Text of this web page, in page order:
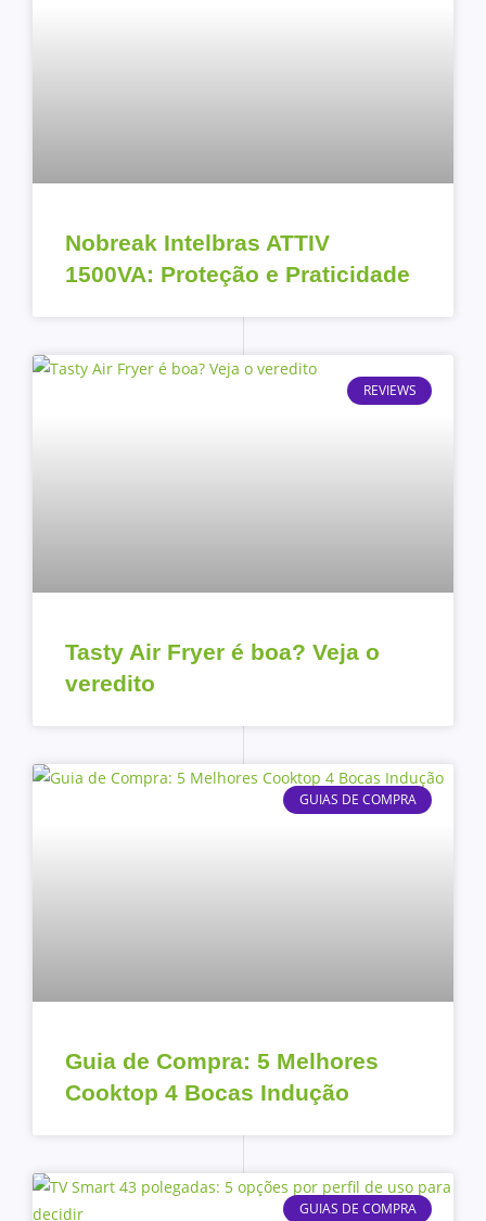
Nobreak Intelbras ATTIV
1500VA: Proteção e Praticidade
REVIEWS
Tasty Air Fryer é boa? Veja o
veredito
GUIAS DE COMPRA
Guia de Compra: 5 Melhores
Cooktop 4 Bocas Indução
GUIAS DE COMPRA